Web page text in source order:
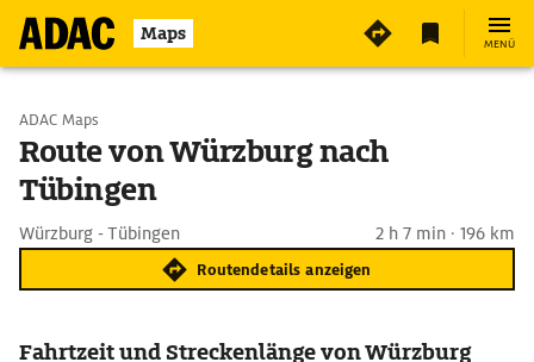
Maps MENÜ
Start wählen
Ziel eingeben
ADAC Maps
Route von Würzburg nach
Tübingen
Würzburg - Tübingen 2 h 7 min · 196 km
Routendetails anzeigen
Fahrtzeit und Streckenlänge von Würzburg